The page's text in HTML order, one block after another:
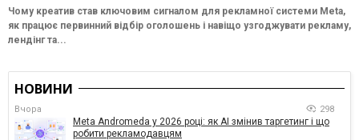
Чому креатив став ключовим сигналом для рекламної системи Meta,
як працює первинний відбір оголошень і навіщо узгоджувати рекламу,
лендінг та...
НОВИНИ
Вчора 298
Meta Andromeda у 2026 році: як AI змінив таргетинг і що
робити рекламодавцям